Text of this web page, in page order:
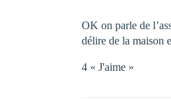
OK on parle de
délire de la maison
4 « J'aime »